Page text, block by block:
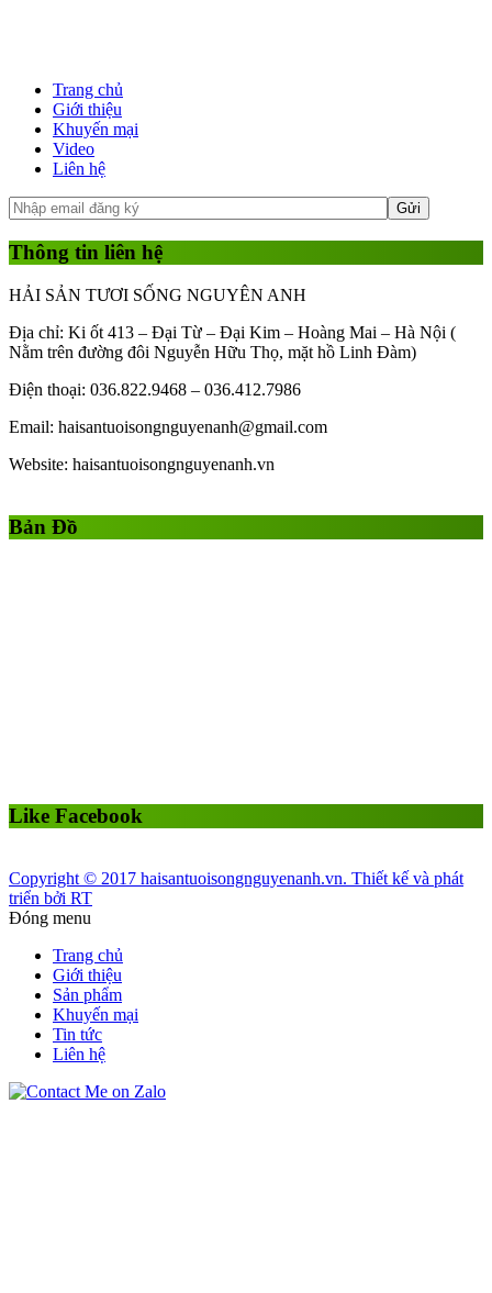
Trang chủ
Giới thiệu
Khuyến mại
Video
Liên hệ
Thông tin liên hệ
HẢI SẢN TƯƠI SỐNG NGUYÊN ANH
Địa chỉ: Ki ốt 413 – Đại Từ – Đại Kim – Hoàng Mai – Hà Nội (
Nằm trên đường đôi Nguyễn Hữu Thọ, mặt hồ Linh Đàm)
Điện thoại: 036.822.9468 – 036.412.7986
Email: haisantuoisongnguyenanh@gmail.com
Website: haisantuoisongnguyenanh.vn
Bản Đồ
Like Facebook
Copyright © 2017 haisantuoisongnguyenanh.vn. Thiết kế và phát
triển bởi RT
Đóng menu
Trang chủ
Giới thiệu
Sản phẩm
Khuyến mại
Tin tức
Liên hệ